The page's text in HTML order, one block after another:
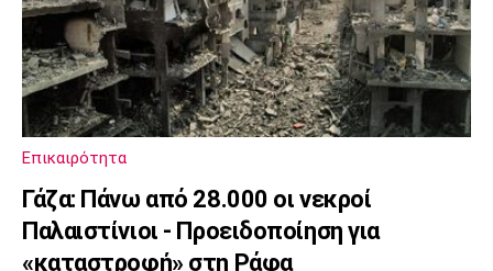
Επικαιρότητα
Γάζα: Πάνω από 28.000 οι νεκροί
Παλαιστίνιοι - Προειδοποίηση για
«καταστροφή» στη Ράφα